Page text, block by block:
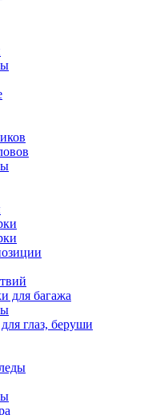
для багажа
глаз, беруши